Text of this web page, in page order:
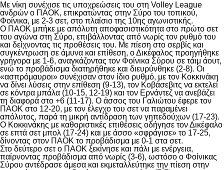
Με νίκη συνέχισε τις υποχρεώσεις του στη Volley League
ανδρών ο ΠΑΟΚ, επικρατώντας στην Σύρο του τοπικού,
Φοίνικα, με 2-3 σετ, στο πλαίσιο της 10ης αγωνιστικής.
Ο ΠΑΟΚ μπήκε με απόλυτη αποφασιστικότητα στο πρώτο σετ
του αγώνα στη Σύρο, επιβάλλοντας από νωρίς τον ρυθμό του
και δείχνοντας τις προθέσεις του. Με πίεση στο σερβίς και
συγκέντρωση σε άμυνα και επίθεση, ο Δικέφαλος προηγήθηκε
γρήγορα με 1-6, αναγκάζοντας τον Φοίνικα Σύρου σε τάιμ άουτ,
ενώ το προβάδισμα διατηρήθηκε και διευρύνθηκε (2-8). Οι
«ασπρόμαυροι» συνέχισαν στον ίδιο ρυθμό, με τον Κοκκινάκη
να δίνει λύσεις στην επίθεση (9-13), τον Κοβάσεβιτς να εκτελεί
σε κόντρα μπάλα (10-15, 12-19) και τον Ερνάντεζ να ανεβάζει
τη διαφορά στο +6 (11-17). Ο άσσος του Γαλιώτου έφερε τον
ΠΑΟΚ στο 12-20, με τον έλεγχο του σετ να παραμένει
απόλυτος, παρά τη μικρή αντίδραση των γηπεδούχων (17-23).
Ο Κοκκινάκης με καθοριστικές επιθέσεις οδήγησε τον Δικέφαλο
σε επτά σετ μπολ (17-24) και με άσσο «σφράγισε» το 17-25,
δίνοντας στον ΠΑΟΚ το προβάδισμα με 0-1 στα σετ.
Στο δεύτερο σετ ο ΠΑΟΚ ξεκίνησε και πάλι με ενέργεια,
παίρνοντας προβάδισμα από νωρίς (3-6), ωστόσο ο Φοίνικας
Σύρου αντέδρασε άμεσα και εκμεταλλεύτηκε την πίεση στην